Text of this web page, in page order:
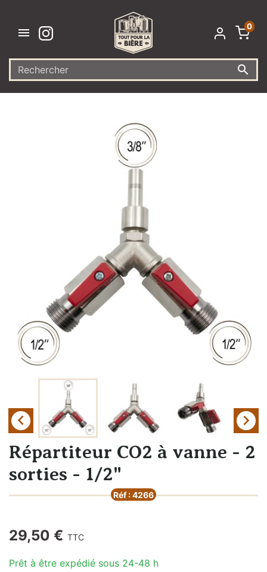


0
 
Répartiteur CO2 à vanne - 2
sorties - 1/2"
Réf : 4266
29,50 € TTC
Prêt à être expédié sous 24-48 h